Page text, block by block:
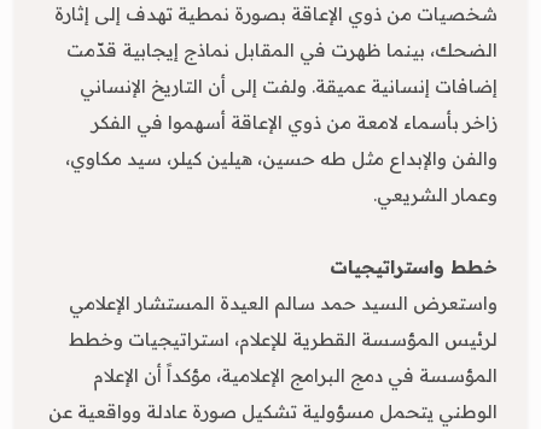
شخصيات من ذوي الإعاقة بصورة نمطية تهدف إلى إثارة
الضحك، بينما ظهرت في المقابل نماذج إيجابية قدّمت
إضافات إنسانية عميقة. ولفت إلى أن التاريخ الإنساني
زاخر بأسماء لامعة من ذوي الإعاقة أسهموا في الفكر
والفن والإبداع مثل طه حسين، هيلين كيلر، سيد مكاوي،
وعمار الشريعي.
خطط واستراتيجيات
واستعرض السيد حمد سالم العيدة المستشار الإعلامي
لرئيس المؤسسة القطرية للإعلام، استراتيجيات وخطط
المؤسسة في دمج البرامج الإعلامية، مؤكداً أن الإعلام
الوطني يتحمل مسؤولية تشكيل صورة عادلة وواقعية عن